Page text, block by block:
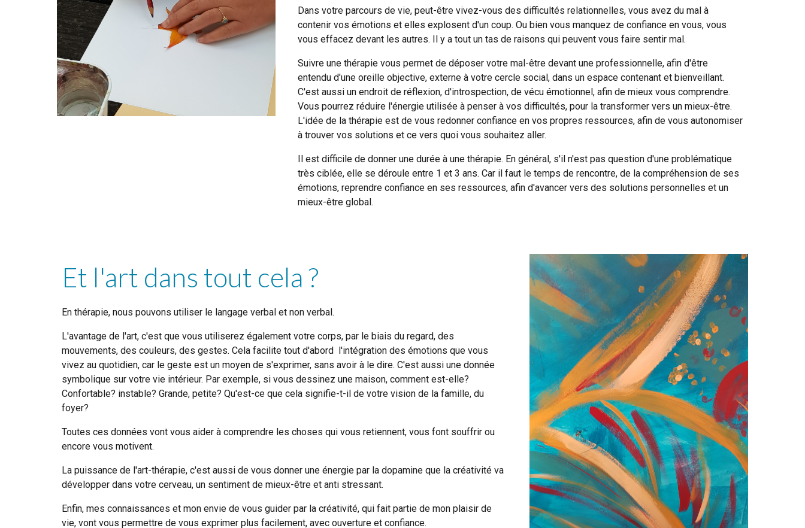
Dans votre parcours de vie, peut-être vivez-vous des difficultés relationnelles, vous avez du mal à
contenir vos émotions et elles explosent d'un coup. Ou bien vous manquez de confiance en vous, vous
vous effacez devant les autres. Il y a tout un tas de raisons qui peuvent vous faire sentir mal.
Suivre une thérapie vous permet de déposer votre mal-être devant une professionnelle, afin d'être
entendu d'une oreille objective, externe à votre cercle social, dans un espace contenant et bienveillant.
C'est aussi un endroit de réflexion, d'introspection, de vécu émotionnel, afin de mieux vous comprendre.
Vous pourrez réduire l'énergie utilisée à penser à vos difficultés, pour la transformer vers un mieux-être.
L'idée de la thérapie est de vous redonner confiance en vos propres ressources, afin de vous autonomiser
à trouver vos solutions et ce vers quoi vous souhaitez aller.
Il est difficile de donner une durée à une thérapie. En général, s'il n'est pas question d'une problématique
très ciblée, elle se déroule entre 1 et 3 ans. Car il faut le temps de rencontre, de la compréhension de ses
émotions, reprendre confiance en ses ressources, afin d'avancer vers des solutions personnelles et un
mieux-être global.
Et l'art dans tout cela ?
En thérapie, nous pouvons utiliser le langage verbal et non verbal.
L'avantage de l'art, c'est que vous utiliserez également votre corps, par le biais du regard, des
mouvements, des couleurs, des gestes. Cela facilite tout d'abord l'intégration des émotions que vous
vivez au quotidien, car le geste est un moyen de s'exprimer, sans avoir à le dire. C'est aussi une donnée
symbolique sur votre vie intérieur. Par exemple, si vous dessinez une maison, comment est-elle?
Confortable? instable? Grande, petite? Qu'est-ce que cela signifie-t-il de votre vision de la famille, du
foyer?
Toutes ces données vont vous aider à comprendre les choses qui vous retiennent, vous font souffrir ou
encore vous motivent.
La puissance de l'art-thérapie, c'est aussi de vous donner une énergie par la dopamine que la créativité va
développer dans votre cerveau, un sentiment de mieux-être et anti stressant.
Enfin, mes connaissances et mon envie de vous guider par la créativité, qui fait partie de mon plaisir de
vie, vont vous permettre de vous exprimer plus facilement, avec ouverture et confiance.